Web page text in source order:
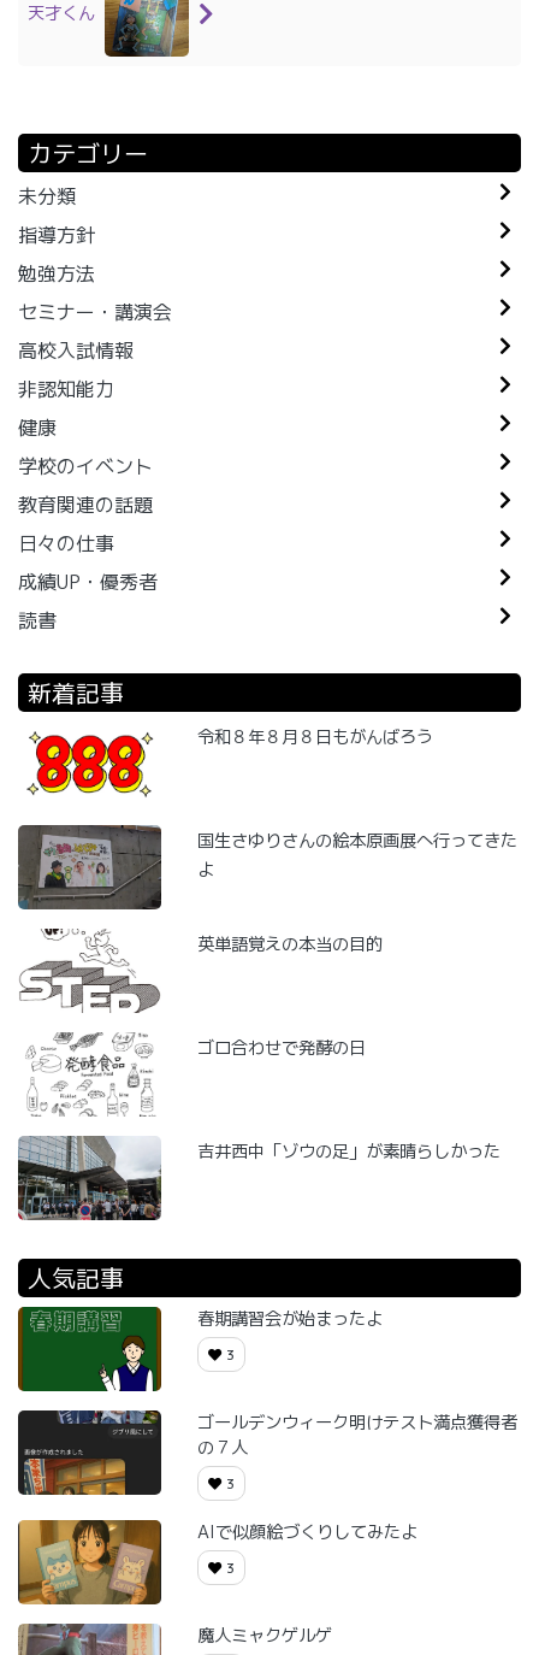
天才くん
カテゴリー
未分類
指導方針
勉強方法
セミナー・講演会
高校入試情報
非認知能力
健康
学校のイベント
教育関連の話題
日々の仕事
成績UP・優秀者
読書
新着記事
令和８年８月８日もがんばろう
国生さゆりさんの絵本原画展へ行ってきた
よ
英単語覚えの本当の目的
ゴロ合わせで発酵の日
吉井西中「ゾウの足」が素晴らしかった
人気記事
春期講習会が始まったよ
3
ゴールデンウィーク明けテスト満点獲得者
の７人
3
AIで似顔絵づくりしてみたよ
3
魔人ミャクゲルゲ